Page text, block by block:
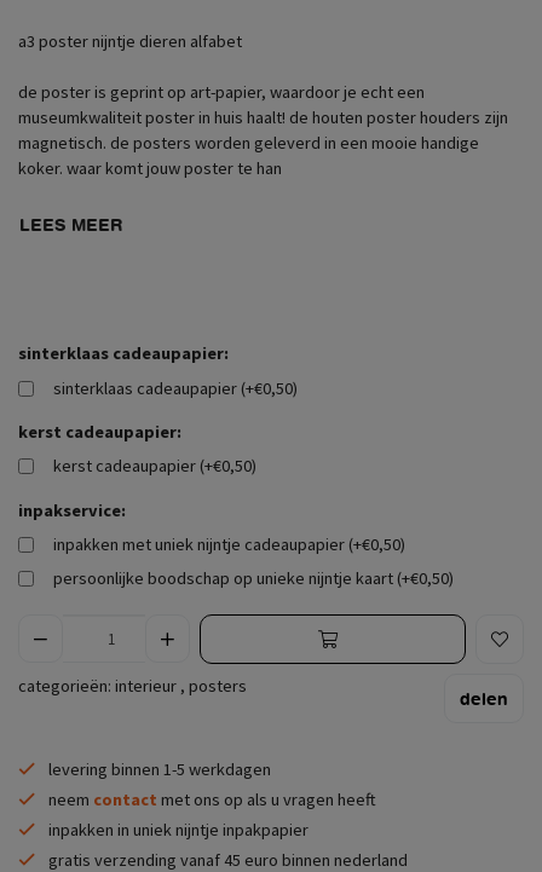
a3 poster nijntje dieren alfabet
de poster is geprint op art-papier, waardoor je echt een
museumkwaliteit poster in huis haalt! de houten poster houders zijn
magnetisch. de posters worden geleverd in een mooie handige
koker. waar komt jouw poster te han
LEES MEER
sinterklaas cadeaupapier:
sinterklaas cadeaupapier (+€0,50)
kerst cadeaupapier:
kerst cadeaupapier (+€0,50)
inpakservice:
inpakken met uniek nijntje cadeaupapier (+€0,50)
persoonlijke boodschap op unieke nijntje kaart (+€0,50)
categorieën: interieur , posters
delen
levering binnen 1-5 werkdagen
neem contact met ons op als u vragen heeft
inpakken in uniek nijntje inpakpapier
gratis verzending vanaf 45 euro binnen nederland